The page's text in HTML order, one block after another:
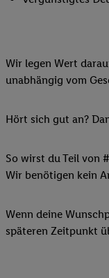
Wir legen Wert
unabhängig vom
Hört sich gut an?
So wirst du Teil von
Wir benötigen kein
Wenn deine
späteren Zeitpunkt